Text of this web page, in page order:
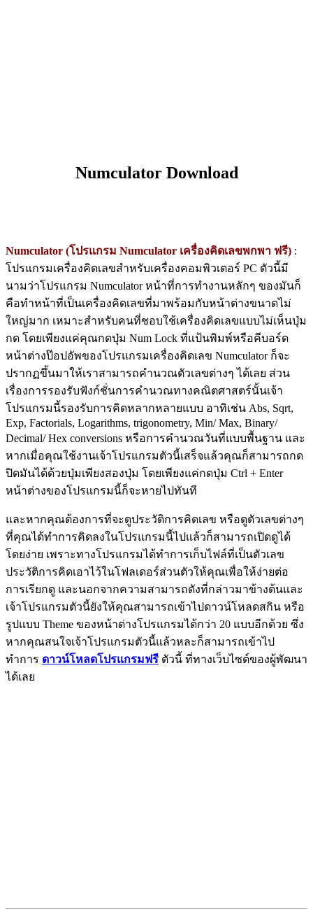
Numculator Download
Numculator (โปรแกรม Numculator เครื่องคิดเลขพกพา ฟรี) :
โปรแกรมเครื่องคิดเลขสำหรับเครื่องคอมพิวเตอร์ PC ตัวนี้มี
นามว่าโปรแกรม Numculator หน้าที่การทำงานหลักๆ ของมันก็
คือทำหน้าที่เป็นเครื่องคิดเลขที่มาพร้อมกับหน้าต่างขนาดไม่
ใหญ่มาก เหมาะสำหรับคนที่ชอบใช้เครื่องคิดเลขแบบไม่เห็นปุ่ม
กด โดยเพียงแค่คุณกดปุ่ม Num Lock ที่แป้นพิมพ์หรือคีบอร์ด
หน้าต่างป๊อปอัพของโปรแกรมเครื่องคิดเลข Numculator ก็จะ
ปรากฏขึ้นมาให้เราสามารถคำนวณตัวเลขต่างๆ ได้เลย ส่วน
เรื่องการรองรับฟังก์ชั่นการคำนวณทางคณิตศาสตร์นั้นเจ้า
โปรแกรมนี้รองรับการคิดหลากหลายแบบ อาทิเช่น Abs, Sqrt,
Exp, Factorials, Logarithms, trigonometry, Min/ Max, Binary/
Decimal/ Hex conversions หรือการคำนวณวันที่แบบพื้นฐาน และ
หากเมื่อคุณใช้งานเจ้าโปรแกรมตัวนี้เสร็จแล้วคุณก็สามารถกด
ปิดมันได้ด้วยปุ่มเพียงสองปุ่ม โดยเพียงแค่กดปุ่ม Ctrl + Enter
หน้าต่างของโปรแกรมนี้ก็จะหายไปทันที
และหากคุณต้องการที่จะดูประวัติการคิดเลข หรือดูตัวเลขต่างๆ
ที่คุณได้ทำการคิดลงในโปรแกรมนี้ไปแล้วก็สามารถเปิดดูได้
โดยง่าย เพราะทางโปรแกรมได้ทำการเก็บไฟล์ที่เป็นตัวเลข
ประวัติการคิดเอาไว้ในโฟลเดอร์ส่วนตัวให้คุณเพื่อให้ง่ายต่อ
การเรียกดู และนอกจากความสามารถดังที่กล่าวมาข้างต้นและ
เจ้าโปรแกรมตัวนี้ยังให้คุณสามารถเข้าไปดาวน์โหลดสกิน หรือ
รูปแบบ Theme ของหน้าต่างโปรแกรมได้กว่า 20 แบบอีกด้วย ซึ่ง
หากคุณสนใจเจ้าโปรแกรมตัวนี้แล้วหละก็สามารถเข้าไป
ทำการ ดาวน์โหลดโปรแกรมฟรี ตัวนี้ ที่ทางเว็บไซต์ของผู้พัฒนา
ได้เลย